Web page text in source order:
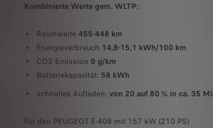
Kombinierte Werte gem. WLTP:
Reichweite455-448 km
Energieverbrauch 14,8-15,1 kWh/100 km
CO2-Emission 0 g/km
Batteriekapazität: 58 kWh
schnelles Aufladen: von 20 auf 80 % in ca. 35
Für den PEUGEOT E-408 mit 157 kW (210 PS)